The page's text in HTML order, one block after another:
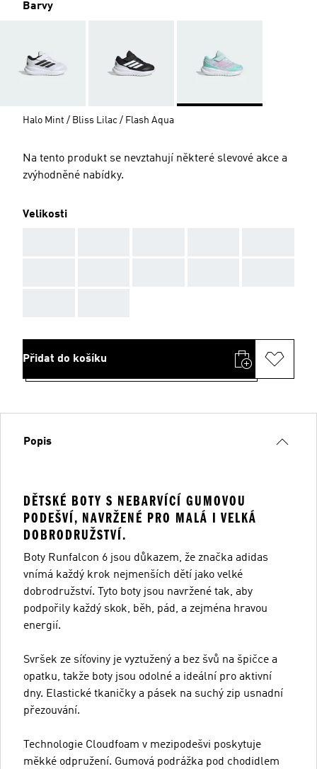
Barvy
Halo Mint / Bliss Lilac / Flash Aqua
Na tento produkt se nevztahují některé slevové akce a
zvýhodněné nabídky.
Velikosti
Přidat do košíku
Popis
DĚTSKÉ BOTY S NEBARVÍCÍ GUMOVOU
PODEŠVÍ, NAVRŽENÉ PRO MALÁ I VELKÁ
DOBRODRUŽSTVÍ.
Boty Runfalcon 6 jsou důkazem, že značka adidas
vnímá každý krok nejmenších dětí jako velké
dobrodružství. Tyto boty jsou navržené tak, aby
podpořily každý skok, běh, pád, a zejména hravou
energií.
Svršek ze síťoviny je vyztužený a bez švů na špičce a
opatku, takže boty jsou odolné a ideální pro aktivní
dny. Elastické tkaničky a pásek na suchý zip usnadní
přezouvání.
Technologie Cloudfoam v mezipodešvi poskytuje
měkké odpružení. Gumová podrážka pod chodidlem